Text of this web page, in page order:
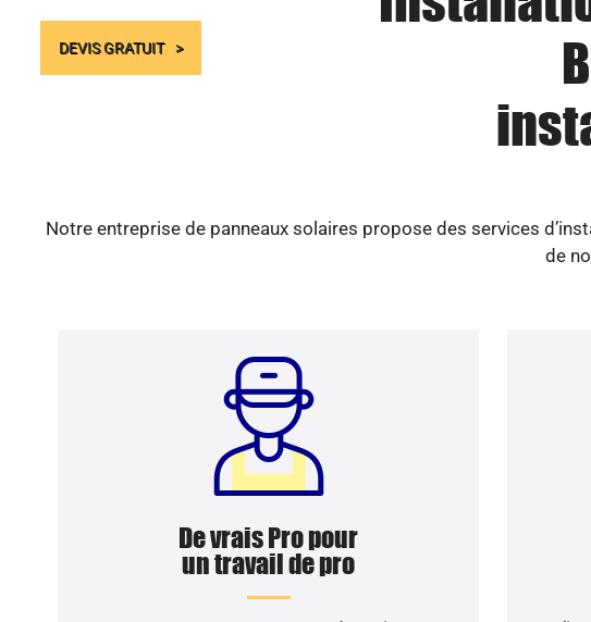
DEVIS GRATUIT
Notre entreprise de panneaux solaires propose des services
de
De vrais Pro pour
un travail de pro